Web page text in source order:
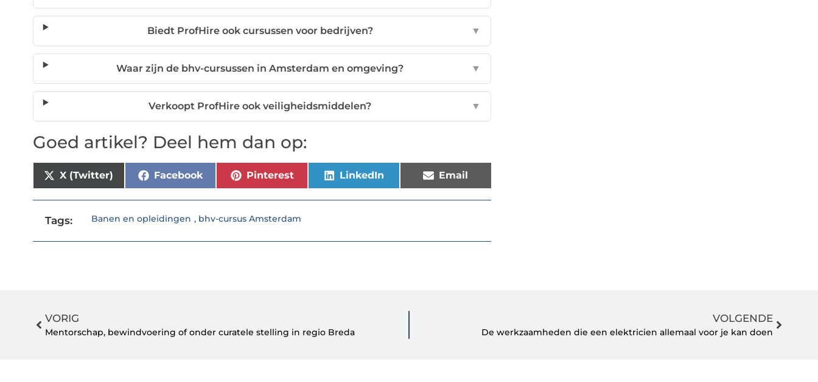
Biedt ProfHire ook cursussen voor bedrijven? ▼
Waar zijn de bhv-cursussen in Amsterdam en omgeving? ▼
Verkoopt ProfHire ook veiligheidsmiddelen? ▼
Goed artikel? Deel hem dan op:
X (Twitter) Facebook Pinterest LinkedIn Email
Tags: Banen en opleidingen , bhv-cursus Amsterdam
VORIG
Mentorschap, bewindvoering of onder curatele stelling in regio Breda
VOLGENDE
De werkzaamheden die een elektricien allemaal voor je kan doen